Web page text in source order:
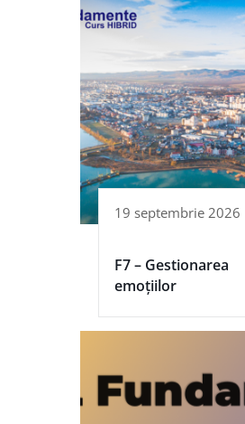
19 septembrie 2026
F7 – Gestionarea
emoțiilor